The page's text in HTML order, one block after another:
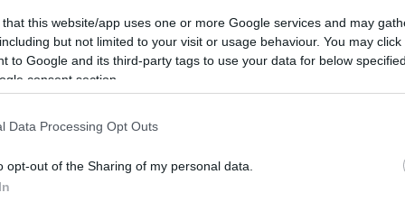
that this website/app uses one or more Google services and may
but not limited to your visit or usage behaviour. You may
to Google and its third-party tags to use your data for below
consent section.
Data Processing Opt Outs
opt-out of the Sharing of my personal data.
színpadképek, az eredeti viseletek színpompás
zenei kísérettel bemutatott autentikus
is láthat a japán közönség.
működő Honvéd Táncszínház ezzel a
Japán Jubileumi Év 2009-es kulturális
Minisztérium szervezésében valósul majd